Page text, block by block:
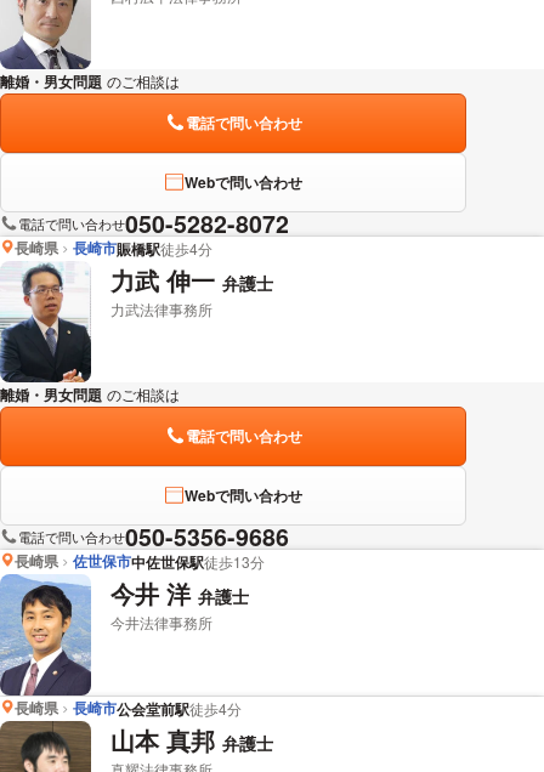
離婚・男女問題 のご相談は
電話で問い合わせ
Webで問い合わせ
電話で問い合わせ050-5282-8072
長崎県 長崎市賑橋駅徒歩4分
力武 伸一 弁護士
力武法律事務所
離婚・男女問題 のご相談は
電話で問い合わせ
Webで問い合わせ
電話で問い合わせ050-5356-9686
長崎県 佐世保市中佐世保駅徒歩13分
今井 洋 弁護士
今井法律事務所
長崎県 長崎市公会堂前駅徒歩4分
山本 真邦 弁護士